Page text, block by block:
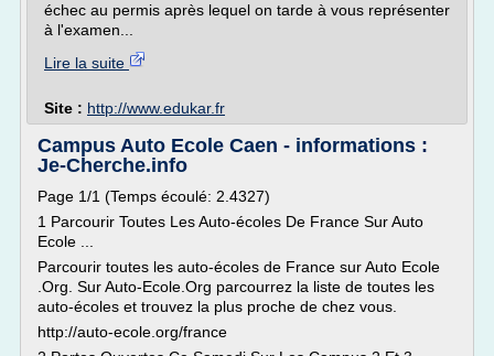
échec au permis après lequel on tarde à vous représenter
à l'examen...
Lire la suite
Site : http://www.edukar.fr
Campus Auto Ecole Caen - informations :
Je-Cherche.info
Page 1/1 (Temps écoulé: 2.4327)
1 Parcourir Toutes Les Auto-écoles De France Sur Auto
Ecole ...
Parcourir toutes les auto-écoles de France sur Auto Ecole
.Org. Sur Auto-Ecole.Org parcourrez la liste de toutes les
auto-écoles et trouvez la plus proche de chez vous.
http://auto-ecole.org/france